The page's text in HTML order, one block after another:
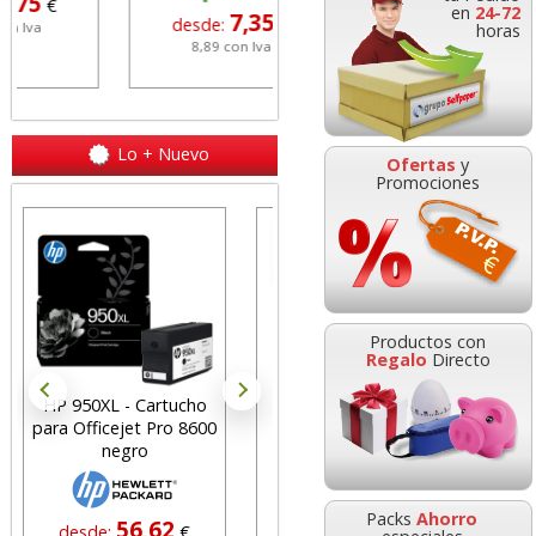
en 24-72
horas
Ofertas y
Promociones
Productos con
Regalo Directo
PacksAhorro
€
Lo + Nuevo
HP 950XL - Cartucho
para Officejet Pro 8600
negro
56,62
Goma de borrar
moldeable maleable
para carboncillo o
0,89